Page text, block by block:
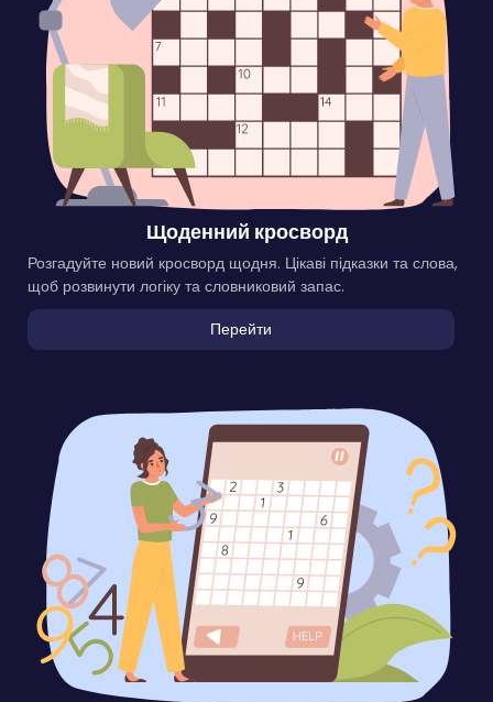
Щоденний кросворд
Розгадуйте новий кросворд щодня. Цікаві підказки та слова,
щоб розвинути логіку та словниковий запас.
Перейти